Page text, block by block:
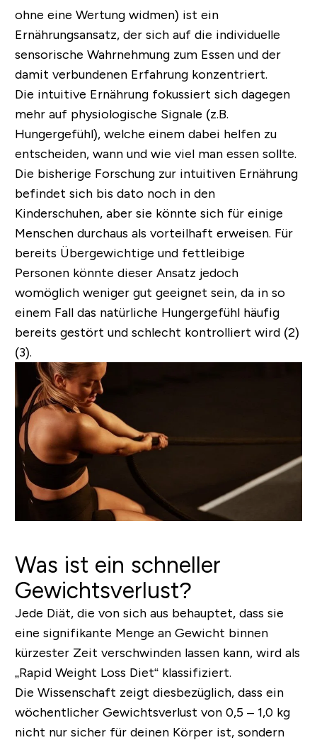
ohne eine Wertung widmen) ist ein
Ernährungsansatz, der sich auf die individuelle
sensorische Wahrnehmung zum Essen und der
damit verbundenen Erfahrung konzentriert.
Die intuitive Ernährung fokussiert sich dagegen
mehr auf physiologische Signale (z.B.
Hungergefühl), welche einem dabei helfen zu
entscheiden, wann und wie viel man essen sollte.
Die bisherige Forschung zur intuitiven Ernährung
befindet sich bis dato noch in den
Kinderschuhen, aber sie könnte sich für einige
Menschen durchaus als vorteilhaft erweisen. Für
bereits Übergewichtige und fettleibige
Personen könnte dieser Ansatz jedoch
womöglich weniger gut geeignet sein, da in so
einem Fall das natürliche Hungergefühl häufig
bereits gestört und schlecht kontrolliert wird (2)
(3).
Was ist ein schneller
Gewichtsverlust?
Jede Diät, die von sich aus behauptet, dass sie
eine signifikante Menge an Gewicht binnen
kürzester Zeit verschwinden lassen kann, wird als
„Rapid Weight Loss Diet“ klassifiziert.
Die Wissenschaft zeigt diesbezüglich, dass ein
wöchentlicher Gewichtsverlust von 0,5 – 1,0 kg
nicht nur sicher für deinen Körper ist, sondern